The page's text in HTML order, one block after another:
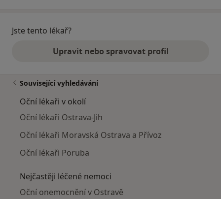
Jste tento lékař?
Upravit nebo spravovat profil
Související vyhledávání
Oční lékaři v okolí
Oční lékaři Ostrava-Jih
Oční lékaři Moravská Ostrava a Přívoz
Oční lékaři Poruba
Nejčastěji léčené nemoci
Oční onemocnění v Ostravě